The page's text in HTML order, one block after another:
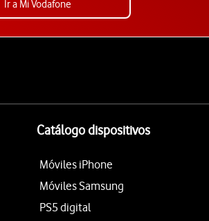
Ir a Mi Vodafone
Catálogo dispositivos
Móviles iPhone
Móviles Samsung
PS5 digital